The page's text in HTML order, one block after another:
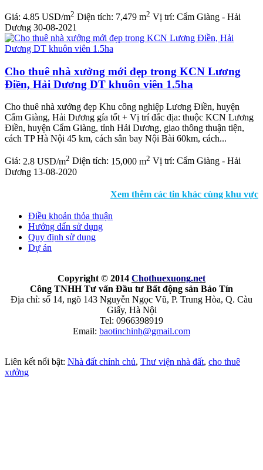
Giá: 4.85 USD/m2 Diện tích: 7,479 m2 Vị trí: Cẩm Giàng - Hải
Dương 30-08-2021
Cho thuê nhà xưởng mới đẹp trong KCN Lương
Điền, Hải Dương DT khuôn viên 1.5ha
Cho thuê nhà xưởng đẹp Khu công nghiệp Lương Điền, huyện
Cẩm Giàng, Hải Dương gía tốt + Vị trí đắc địa: thuộc KCN Lương
Điền, huyện Cẩm Giàng, tỉnh Hải Dương, giao thông thuận tiện,
cách TP Hà Nội 45 km, cách sân bay Nội Bài 60km, cách...
Giá: 2.8 USD/m2 Diện tích: 15,000 m2 Vị trí: Cẩm Giàng - Hải
Dương 13-08-2020
Xem thêm các tin khác cùng khu vực
Điều khoản thỏa thuận
Hướng dẩn sử dụng
Quy định sử dụng
Dự án
Copyright © 2014 Chothuexuong.net
Công TNHH Tư vấn Đầu tư Bất động sản Bảo Tín
Địa chỉ: số 14, ngõ 143 Nguyễn Ngọc Vũ, P. Trung Hòa, Q. Càu
Giấy, Hà Nội
Tel: 0966398919
Email: baotinchinh@gmail.com
Liên kết nổi bật: Nhà đất chính chủ, Thư viện nhà đất, cho thuê
xưởng